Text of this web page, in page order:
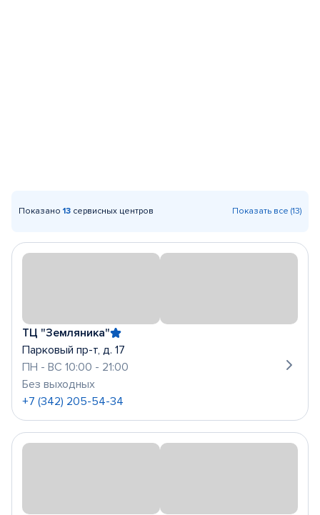
Показано 13 сервисных центров Показать все (13)
ТЦ "Земляника"
Парковый пр-т, д. 17
ПН - ВС 10:00 - 21:00
Без выходных
+7 (342) 205-54-34